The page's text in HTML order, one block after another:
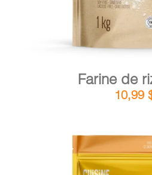
Farine de
10,99